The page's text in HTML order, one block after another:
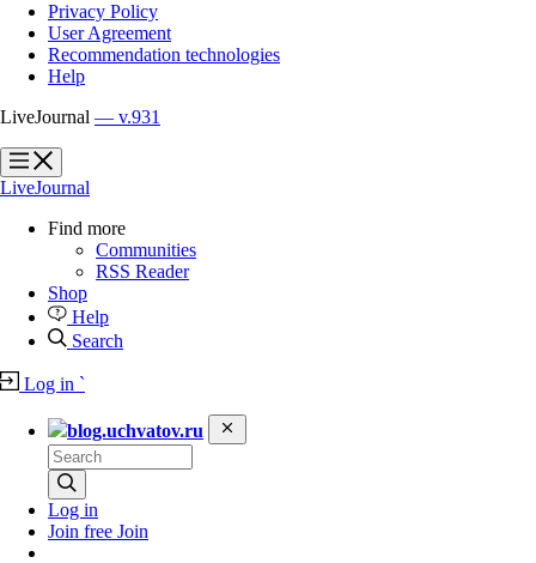
Privacy Policy
User Agreement
Recommendation technologies
Help
LiveJournal — v.931
?
?
LiveJournal
Find more
Communities
RSS Reader
Shop
Help
Search
Log in `
blog.uchvatov.ru
Log in
Join free Join